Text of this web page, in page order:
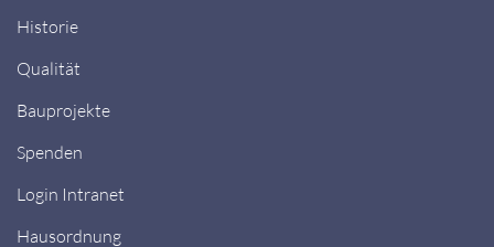
Historie
Qualität
Bauprojekte
Spenden
Login Intranet
Hausordnung